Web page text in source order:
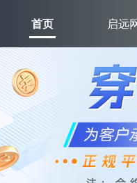
首页 启远